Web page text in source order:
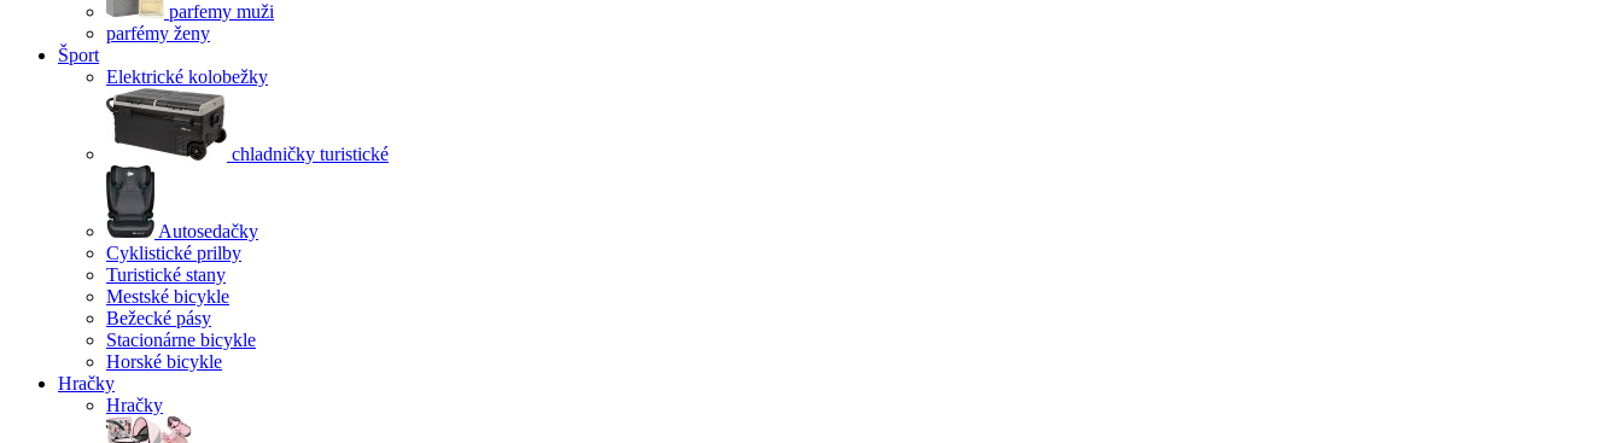
parfemy muži
parfémy ženy
Šport
Elektrické kolobežky
chladničky turistické
Autosedačky
Cyklistické prilby
Turistické stany
Mestské bicykle
Bežecké pásy
Stacionárne bicykle
Horské bicykle
Hračky
Hračky